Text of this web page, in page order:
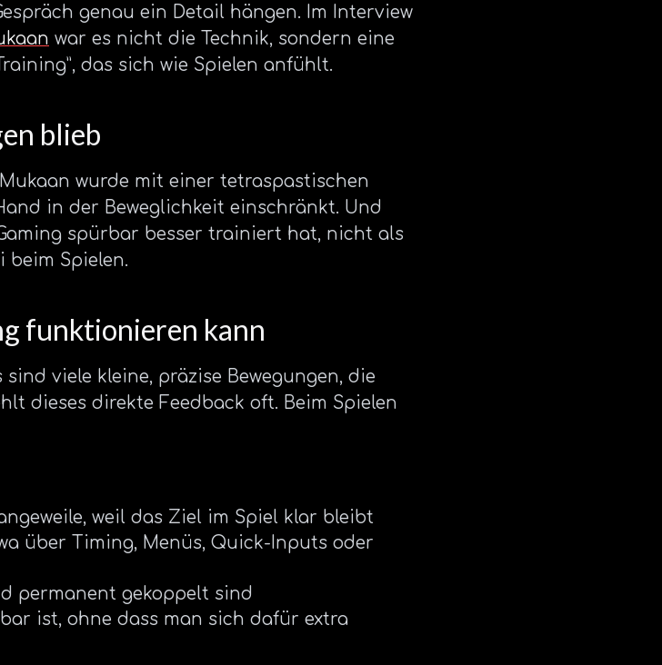
genau ein Detail hängen. Im Interview
war es nicht die Technik, sondern eine
das sich wie Spielen anfühlt.
blieb
wurde mit einer tetraspastischen
in der Beweglichkeit einschränkt. Und
spürbar besser trainiert hat, nicht als
beim Spielen.
funktionieren kann
viele kleine, präzise Bewegungen, die
dieses direkte Feedback oft. Beim Spielen
weil das Ziel im Spiel klar bleibt
über Timing, Menüs, Quick-Inputs oder
permanent gekoppelt sind
ist, ohne dass man sich dafür extra